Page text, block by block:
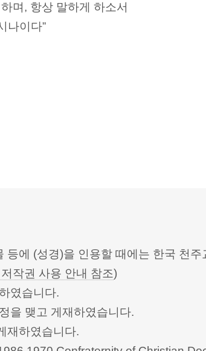
며, 항상 말하게 하소서
나이다”
에 (성경)을 인용할 때에는 한국 천
작권 사용 안내 참조)
였습니다.
을 맺고 게재하였습니다.
재하였습니다.